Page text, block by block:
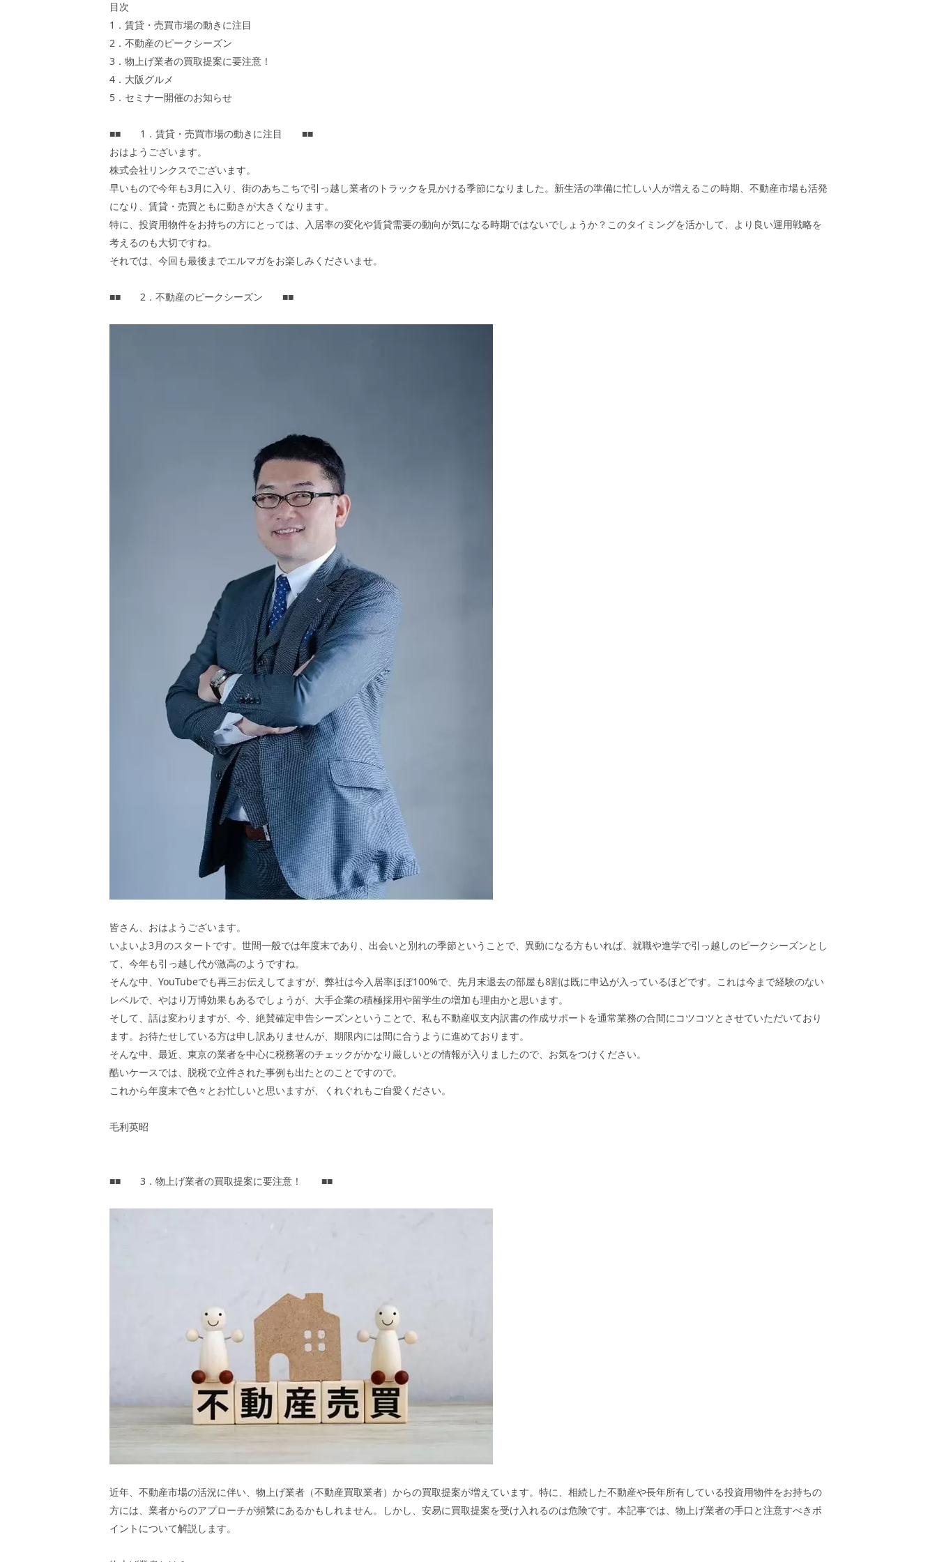
目次
1．賃貸・売買市場の動きに注目
2．不動産のピークシーズン
3．物上げ業者の買取提案に要注意！
4．大阪グルメ
5．セミナー開催のお知らせ
■■ 1．賃貸・売買市場の動きに注目 ■■
おはようございます。
株式会社リンクスでございます。
早いもので今年も3月に入り、街のあちこちで引っ越し業者のトラックを見かける季節になりました。新生活の準備に忙しい人が増えるこの時期、不動産市場も活発
になり、賃貸・売買ともに動きが大きくなります。
特に、投資用物件をお持ちの方にとっては、入居率の変化や賃貸需要の動向が気になる時期ではないでしょうか？このタイミングを活かして、より良い運用戦略を
考えるのも大切ですね。
それでは、今回も最後までエルマガをお楽しみくださいませ。
■■ 2．不動産のピークシーズン ■■
皆さん、おはようございます。
いよいよ3月のスタートです。世間一般では年度末であり、出会いと別れの季節ということで、異動になる方もいれば、就職や進学で引っ越しのピークシーズンとし
て、今年も引っ越し代が激高のようですね。
そんな中、YouTubeでも再三お伝えしてますが、弊社は今入居率ほぼ100%で、先月末退去の部屋も8割は既に申込が入っているほどです。これは今まで経験のない
レベルで、やはり万博効果もあるでしょうが、大手企業の積極採用や留学生の増加も理由かと思います。
そして、話は変わりますが、今、絶賛確定申告シーズンということで、私も不動産収支内訳書の作成サポートを通常業務の合間にコツコツとさせていただいており
ます。お待たせしている方は申し訳ありませんが、期限内には間に合うように進めております。
そんな中、最近、東京の業者を中心に税務署のチェックがかなり厳しいとの情報が入りましたので、お気をつけください。
酷いケースでは、脱税で立件された事例も出たとのことですので。
これから年度末で色々とお忙しいと思いますが、くれぐれもご自愛ください。
毛利英昭
■■ 3．物上げ業者の買取提案に要注意！ ■■
近年、不動産市場の活況に伴い、物上げ業者（不動産買取業者）からの買取提案が増えています。特に、相続した不動産や長年所有している投資用物件をお持ちの
方には、業者からのアプローチが頻繁にあるかもしれません。しかし、安易に買取提案を受け入れるのは危険です。本記事では、物上げ業者の手口と注意すべきポ
イントについて解説します。